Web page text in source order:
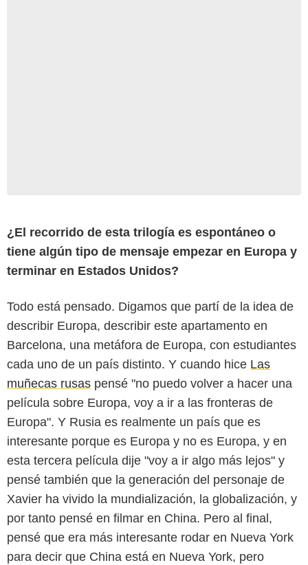
¿El recorrido de esta trilogía es espontáneo o
tiene algún tipo de mensaje empezar en Europa y
terminar en Estados Unidos?
Todo está pensado. Digamos que partí de la idea de
describir Europa, describir este apartamento en
Barcelona, una metáfora de Europa, con estudiantes
cada uno de un país distinto. Y cuando hice Las
muñecas rusas pensé "no puedo volver a hacer una
película sobre Europa, voy a ir a las fronteras de
Europa". Y Rusia es realmente un país que es
interesante porque es Europa y no es Europa, y en
esta tercera película dije "voy a ir algo más lejos" y
pensé también que la generación del personaje de
Xavier ha vivido la mundialización, la globalización, y
por tanto pensé en filmar en China. Pero al final,
pensé que era más interesante rodar en Nueva York
para decir que China está en Nueva York, pero